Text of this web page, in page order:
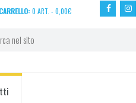
0 ART. - 0,00€